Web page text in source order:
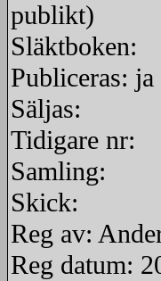
publikt)
Släktboken:
Publiceras: ja
Säljas:
Tidigare nr:
Samling:
Skick:
Reg av:
Reg datum: